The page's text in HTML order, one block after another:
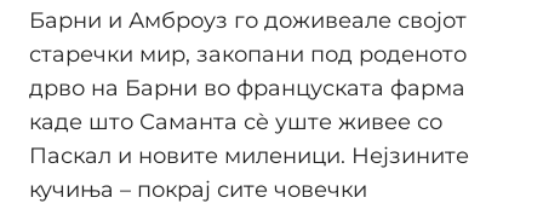
Барни и Амброуз го доживеале својот
старечки мир, закопани под роденото
дрво на Барни во француската фарма
каде што Саманта сè уште живее со
Паскал и новите миленици. Нејзините
кучиња – покрај сите човечки